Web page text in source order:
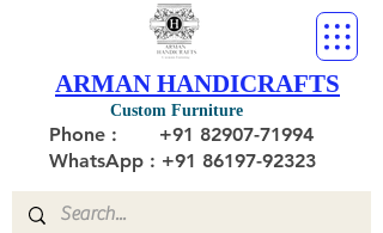
Custom Furniture
ARMAN HANDICRAFTS
Phone : +91 82907-71994
WhatsApp : +91 86197-92323